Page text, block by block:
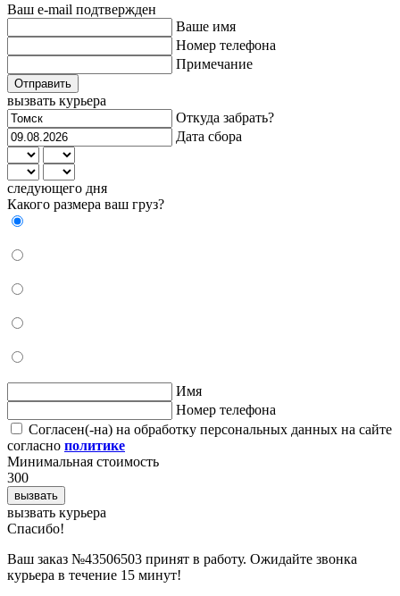
Ваш e-mail подтвержден
Ваше имя
Номер телефона
Примечание
Отправить
вызвать курьера
Откуда забрать?
Дата сбора
следующего дня
Какого размера ваш груз?
Имя
Номер телефона
Согласен(-на) на обработку персональных данных на сайте
согласно политике
Минимальная стоимость
300
вызвать
вызвать курьера
Cпасибо!
Ваш заказ №43506503 принят в работу. Ожидайте звонка
курьера в течение 15 минут!